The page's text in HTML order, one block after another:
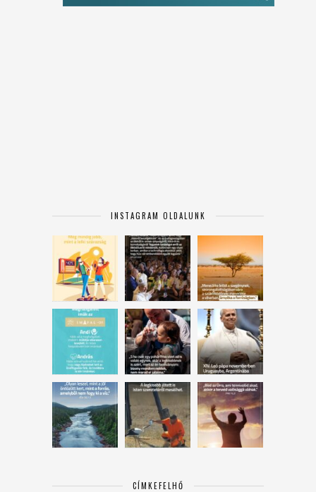
INSTAGRAM OLDALUNK
CÍMKEFELHŐ